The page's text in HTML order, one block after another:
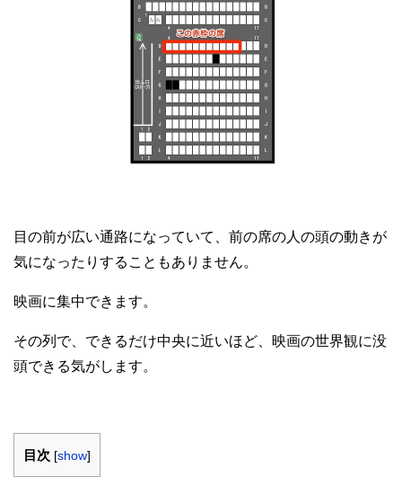
目の前が広い通路になっていて、前の席の人の頭の動きが
気になったりすることもありません。
映画に集中できます。
その列で、できるだけ中央に近いほど、映画の世界観に没
頭できる気がします。
目次 [show]